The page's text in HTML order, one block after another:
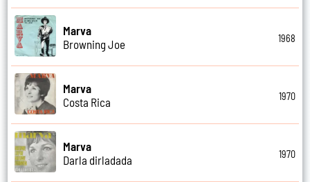
Marva
Browning Joe
1968
Marva
Costa Rica
1970
Marva
Darla dirladada
1970